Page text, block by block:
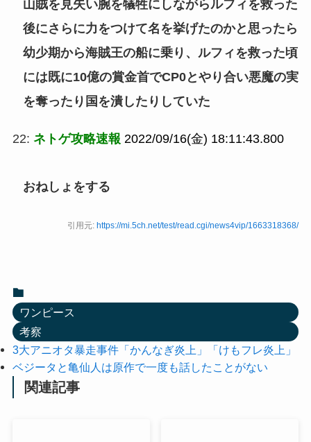
山賊を見失い腕を犠牲にしながらルフィを救った
後にさらに力をつけて名を挙げたのかと思ったら
幼少期から海賊王の船に乗り、ルフィを救った頃
には既に10億の賞金首でCP0とやり合い悪魔の実
を奪ったり国を潰したりしていた
22: ネトゲ攻略速報 2022/09/16(金) 18:11:43.800
おねしょをする
引用元:https://mi.5ch.net/test/read.cgi/news4vip/1663318368/
ワンピース
考察
3大アニオタ暴走事件「かんなぎ炎上」「けもフレ炎上」
ベジータと亀仙人は原作で一度も話したことがない
関連記事